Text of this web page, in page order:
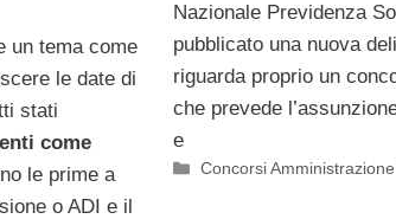
un tema come
le date di
stati
come
le prime a
o ADI e il
Nazionale Previdenza
pubblicato una nuova
riguarda proprio un
che prevede
e
Categorie
Concorsi